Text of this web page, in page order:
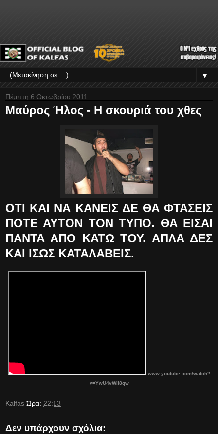
▼
Πέμπτη 6 Οκτωβρίου 2011
Μαύρος Ήλος - Η σκουριά του χθες
ΟΤΙ ΚΑΙ ΝΑ ΚΑΝΕΙΣ ΔΕ ΘΑ ΦΤΑΣΕΙΣ
ΠΟΤΕ ΑΥΤΟΝ ΤΟΝ ΤΥΠΟ. ΘΑ ΕΙΣΑΙ
ΠΑΝΤΑ ΑΠΟ ΚΑΤΩ ΤΟΥ. ΑΠΛΑ ΔΕΣ
ΚΑΙ ΙΣΩΣ ΚΑΤΑΛΑΒΕΙΣ.
www.youtube.com/watch?
v=YwU4vWIl8qw
Kalfas Ώρα: 22:13
Δεν υπάρχουν σχόλια: